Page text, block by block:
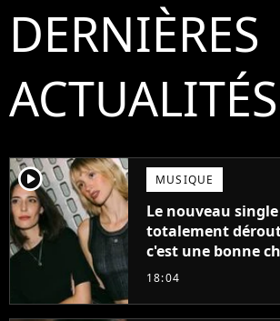
DERNIÈRES
ACTUALITÉS
player2 MUSIQUE
Le nouveau
totalement
c'est une bonne
18:04